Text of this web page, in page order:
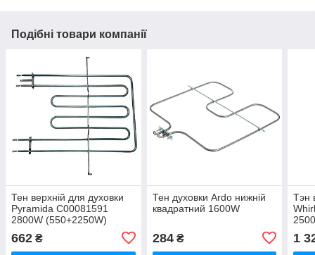
Подібні товари компанії
Тен верхній для духовки
Pyramida C00081591
2800W (550+2250W)
662 ₴
Тен духовки Ardo нижній
квадратний 1600W
284₴
Тэн
1